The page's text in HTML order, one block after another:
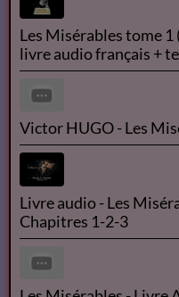
Les Misérables tome
livre audio français +
Victor HUGO - Les
Livre audio - Les
Chapitres 1-2-3